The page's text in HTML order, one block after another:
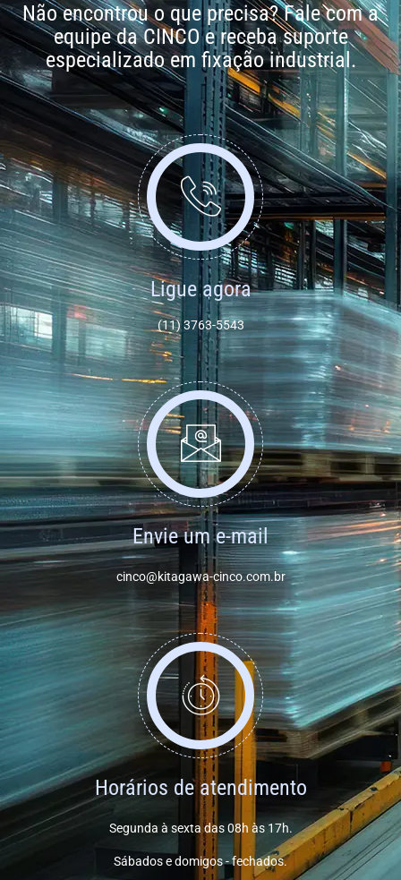
Não encontrou o que precisa? Fale com a
equipe da CINCO e receba suporte
especializado em fixação industrial.
Ligue agora
(11) 3763-5543
Envie um e-mail
cinco@kitagawa-cinco.com.br
Horários de atendimento
Segunda à sexta das 08h às 17h.
Sábados e domigos - fechados.